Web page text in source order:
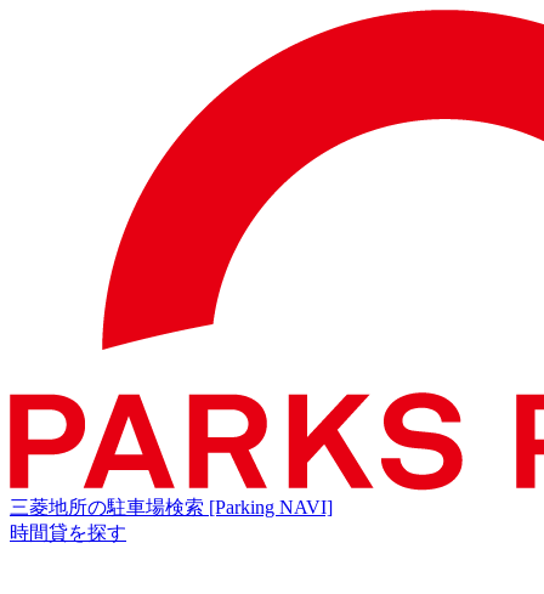
三菱地所の駐車場検索 [Parking NAVI]
時間貸を探す